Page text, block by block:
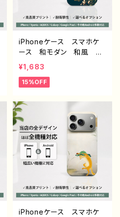
スフラワー PART373-2 J
1-9
iPhoneケース スマホケ
ース 和モダン 和風 和
柄 動物 犬 シンプル
おしゃれ メンズ 大人女
子 かわいい 安い iPho
すすめ 個性的 Android
アンドロイド ケース G
alaxy AQUOS Xperia
Google Pixel タイト
ル：和モダン / シーズー デ
ザイン931 J1-9
¥1,683
15%OFF
iPhoneケース スマホケ